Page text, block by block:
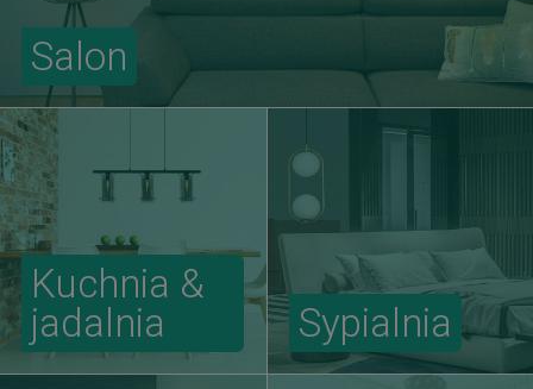
Salon
Kuchnia &
jadalnia
Sypialnia